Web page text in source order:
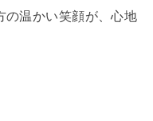
の温かい笑顔が、心地